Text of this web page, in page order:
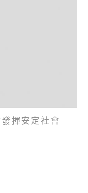
揮安定社會